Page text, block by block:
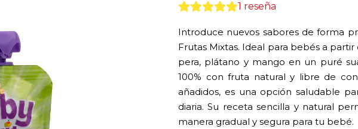
1 reseña
Introduce nuevos sabores de forma
Frutas Mixtas. Ideal para bebés a
pera, plátano y mango en un puré
100% con fruta natural y libre de
añadidos, es una opción saludable
diaria. Su receta sencilla y natural
manera gradual y segura para tu bebé.